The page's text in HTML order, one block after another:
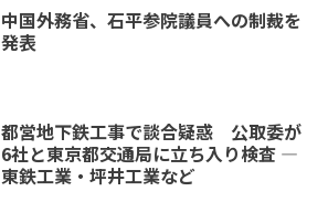
中国外務省、石平参院議員への制裁を
発表
都営地下鉄工事で談合疑惑 公取委が
6社と東京都交通局に立ち入り検査 ―
東鉄工業・坪井工業など